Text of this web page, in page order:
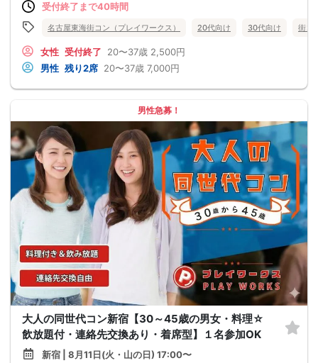
受付終了まで40時間
名古屋東海街コン（プレイワークス） 20代向け 30代向け 街コ
女性 受付終了 20〜37歳 2,500円
男性 残り2席 20〜37歳 7,000円
男性急募！
大人の同世代コン新宿【30～45歳の男女・料理☆
飲放題付・連絡先交換あり・着席型】１名参加OK
新宿 | 8月11日(火・山の日) 17:00〜